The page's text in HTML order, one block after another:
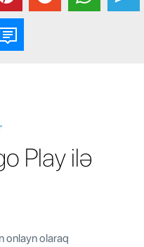
Play ilə
onlayn olaraq